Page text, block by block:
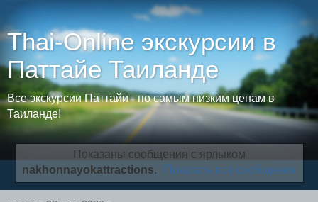
Thai-Online экскурсии в
Паттайе Таиланде
Все экскурсии Паттайи - по самым низким ценам в
Таиланде!
Показаны сообщения с ярлыком
nakhonnayokattractions. Показать все сообщения